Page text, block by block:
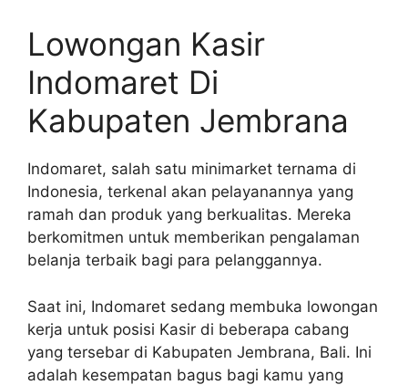
Lowongan Kasir
Indomaret Di
Kabupaten Jembrana
Indomaret, salah satu minimarket ternama di
Indonesia, terkenal akan pelayanannya yang
ramah dan produk yang berkualitas. Mereka
berkomitmen untuk memberikan pengalaman
belanja terbaik bagi para pelanggannya.
Saat ini, Indomaret sedang membuka lowongan
kerja untuk posisi Kasir di beberapa cabang
yang tersebar di Kabupaten Jembrana, Bali. Ini
adalah kesempatan bagus bagi kamu yang